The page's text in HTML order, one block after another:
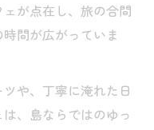
が点在し、旅の合間
間が広がっていま
や、丁寧に淹れた日
、島ならではのゆっ